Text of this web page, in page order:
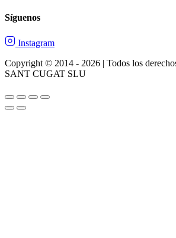
Síguenos
Instagram
Copyright © 2014 - 2026 | Todos los
SANT CUGAT SLU